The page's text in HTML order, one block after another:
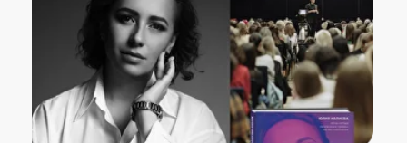
самых быстроразвивающихся
школ по версии GetCourse
Эксперт в области психологии.
Провела свыше 10 групповых
сессий с общим числом